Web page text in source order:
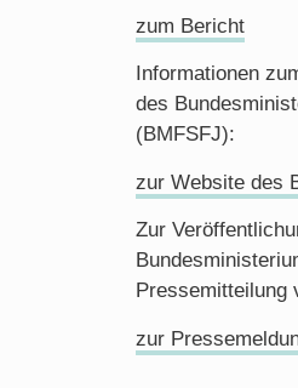
zum Bericht
Informationen
des
(BMFSFJ):
zur Website des
Zur
Pressemitteilung
zur